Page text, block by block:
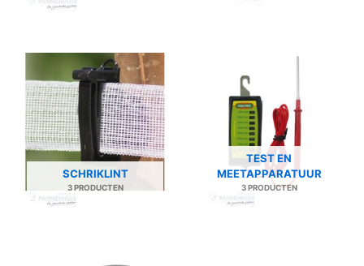
SCHRIKLINT
3 PRODUCTEN
TEST EN
MEETAPPARATUUR
3 PRODUCTEN